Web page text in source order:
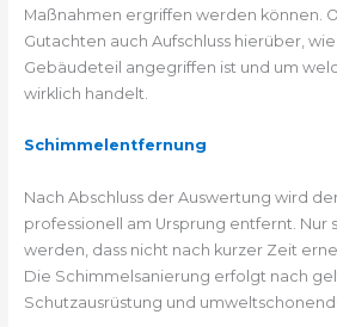
Maßnahmen ergriffen werden können.
Gutachten auch Aufschluss hierüber,
Gebäudeteil angegriffen ist und um
wirklich handelt.
Schimmelentfernung
Nach Abschluss der Auswertung wird
professionell am Ursprung entfernt. Nur
werden, dass nicht nach kurzer Zeit
Die Schimmelsanierung erfolgt nach
Schutzausrüstung und